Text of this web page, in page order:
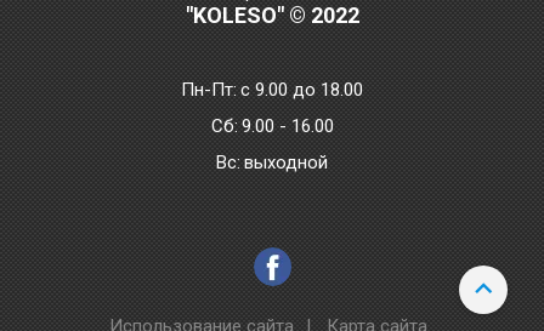
"KOLESO" © 2022
Пн-Пт:с 9.00 до 18.00
Сб: 9.00 - 16.00
Bc: выходной
Использование сайта | Карта сайта